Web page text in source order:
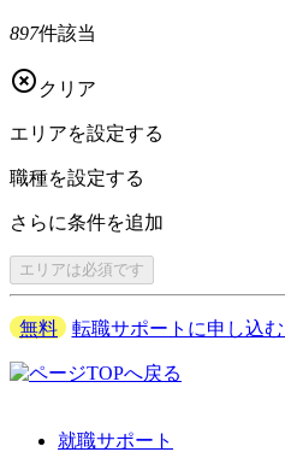
897件該当
 クリア
エリアを設定する
職種を設定する
さらに条件を追加
エリアは必須です
無料 転職サポートに申し込む
就職サポート